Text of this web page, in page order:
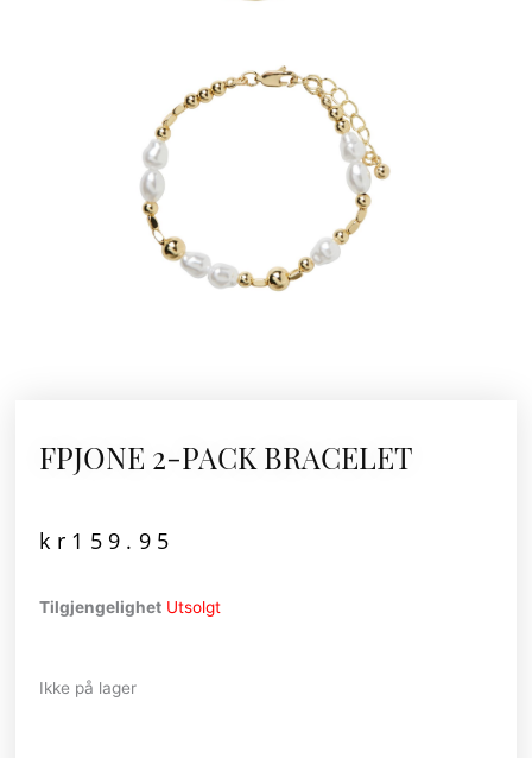
FPJONE 2-PACK BRACELET
kr 159.95
Tilgjengelighet Utsolgt
Ikke på lager